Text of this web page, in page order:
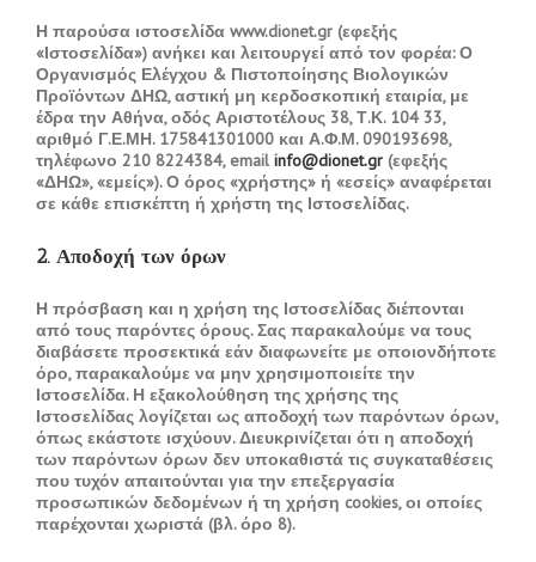
Η παρούσα ιστοσελίδα www.dionet.gr (εφεξής
«Ιστοσελίδα») ανήκει και λειτουργεί από τον φορέα: Ο
Οργανισμός Ελέγχου & Πιστοποίησης Βιολογικών
Προϊόντων ΔΗΩ, αστική μη κερδοσκοπική εταιρία, με
έδρα την Αθήνα, οδός Αριστοτέλους 38, Τ.Κ. 104 33,
αριθμό Γ.Ε.ΜΗ. 175841301000 και Α.Φ.Μ. 090193698,
τηλέφωνο 210 8224384, email info@dionet.gr (εφεξής
«ΔΗΩ», «εμείς»). Ο όρος «χρήστης» ή «εσείς» αναφέρεται
σε κάθε επισκέπτη ή χρήστη της Ιστοσελίδας.
2. Αποδοχή των όρων
Η πρόσβαση και η χρήση της Ιστοσελίδας διέπονται
από τους παρόντες όρους. Σας παρακαλούμε να τους
διαβάσετε προσεκτικά εάν διαφωνείτε με οποιονδήποτε
όρο, παρακαλούμε να μην χρησιμοποιείτε την
Ιστοσελίδα. Η εξακολούθηση της χρήσης της
Ιστοσελίδας λογίζεται ως αποδοχή των παρόντων όρων,
όπως εκάστοτε ισχύουν. Διευκρινίζεται ότι η αποδοχή
των παρόντων όρων δεν υποκαθιστά τις συγκαταθέσεις
που τυχόν απαιτούνται για την επεξεργασία
προσωπικών δεδομένων ή τη χρήση cookies, οι οποίες
παρέχονται χωριστά (βλ. όρο 8).